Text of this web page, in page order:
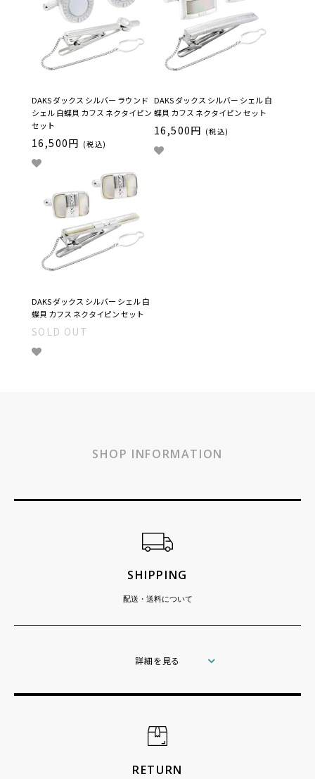
DAKS ダックス シルバー ラウンド
シェル 白蝶貝 カフス ネクタイピン
セット
16,500円 (税込)
DAKS ダックス シルバー シェル 白
蝶貝 カフス ネクタイピン セット
16,500円 (税込)
DAKS ダックス シルバー シェル 白
蝶貝 カフス ネクタイピン セット
SOLD OUT
SHOP INFORMATION
SHIPPING
配送・送料について
詳細を見る
RETURN